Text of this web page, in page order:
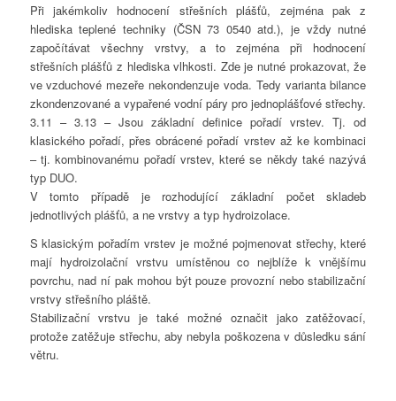
Při jakémkoliv hodnocení střešních plášťů, zejména pak z
hlediska teplené techniky (ČSN 73 0540 atd.), je vždy nutné
započítávat všechny vrstvy, a to zejména při hodnocení
střešních plášťů z hlediska vlhkosti. Zde je nutné prokazovat, že
ve vzduchové mezeře nekondenzuje voda. Tedy varianta bilance
zkondenzované a vypařené vodní páry pro jednoplášťové střechy.
3.11 – 3.13 – Jsou základní definice pořadí vrstev. Tj. od
klasického pořadí, přes obrácené pořadí vrstev až ke kombinaci
– tj. kombinovanému pořadí vrstev, které se někdy také nazývá
typ DUO.
V tomto případě je rozhodující základní počet skladeb
jednotlivých plášťů, a ne vrstvy a typ hydroizolace.
S klasickým pořadím vrstev je možné pojmenovat střechy, které
mají hydroizolační vrstvu umístěnou co nejblíže k vnějšímu
povrchu, nad ní pak mohou být pouze provozní nebo stabilizační
vrstvy střešního pláště.
Stabilizační vrstvu je také možné označit jako zatěžovací,
protože zatěžuje střechu, aby nebyla poškozena v důsledku sání
větru.